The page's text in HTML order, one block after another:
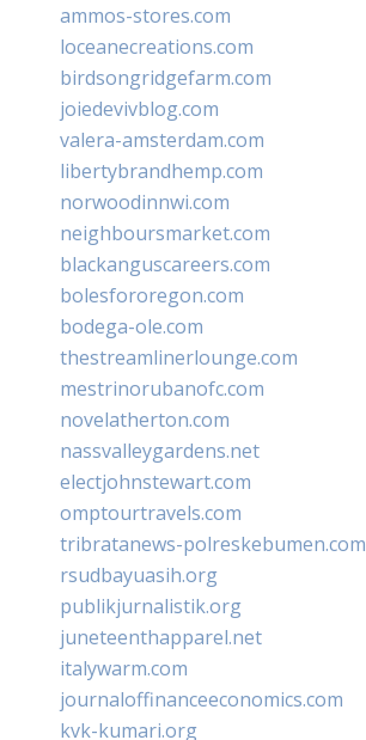
ammos-stores.com
loceanecreations.com
birdsongridgefarm.com
joiedevivblog.com
valera-amsterdam.com
libertybrandhemp.com
norwoodinnwi.com
neighboursmarket.com
blackanguscareers.com
bolesfororegon.com
bodega-ole.com
thestreamlinerlounge.com
mestrinorubanofc.com
novelatherton.com
nassvalleygardens.net
electjohnstewart.com
omptourtravels.com
tribratanews-polreskebumen.com
rsudbayuasih.org
publikjurnalistik.org
juneteenthapparel.net
italywarm.com
journaloffinanceeconomics.com
kvk-kumari.org